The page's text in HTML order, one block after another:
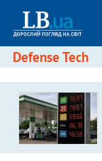
Defense Tech